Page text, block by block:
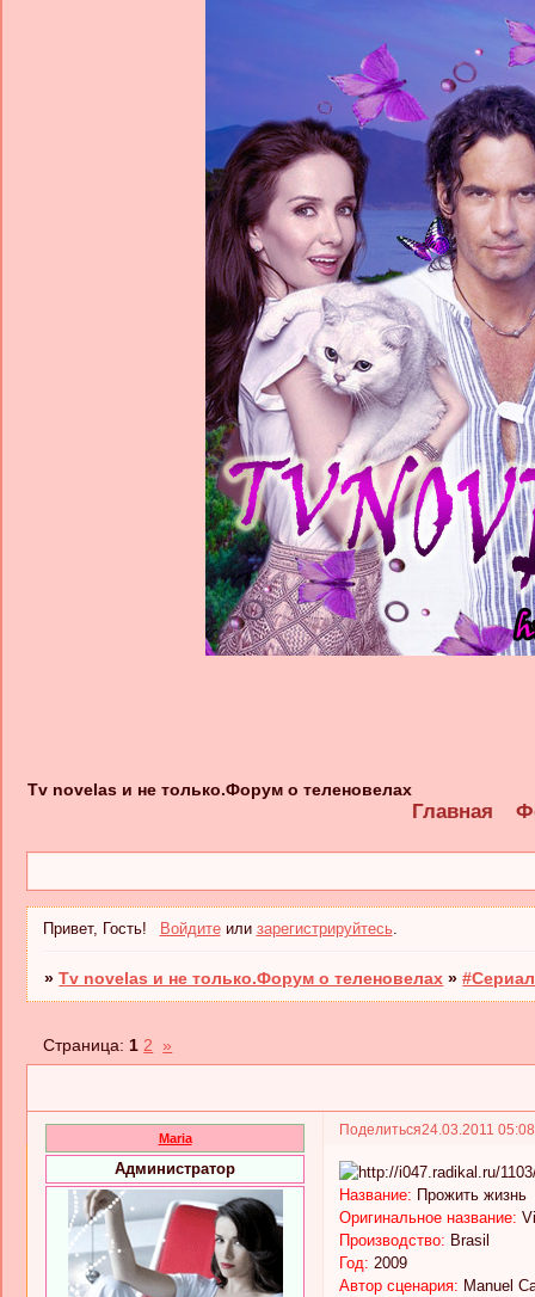
Tv novelas и не только.Форум о теленовелах
Главная
Привет, Гость! Войдитеили зарегистрируйтесь.
»Tv novelas и не только.Форум о теленовелах »
Страница:1 2 »
Поделиться24.03.2011
Maria
Администратор
Название: Прожить жизнь
Оригинальное название:
Производство: Brasil
Год: 2009
Автор сценария: Manuel